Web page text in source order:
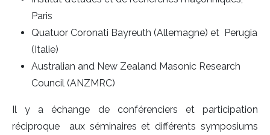
Paris
Quatuor Coronati Bayreuth (Allemagne) et Perugia
(Italie)
Australian and New Zealand Masonic Research
Council (ANZMRC)
Il y a échange de conférenciers et participation
réciproque aux séminaires et différents symposiums